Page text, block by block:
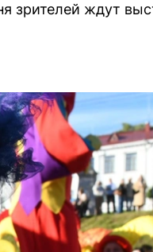
зрителей ждут